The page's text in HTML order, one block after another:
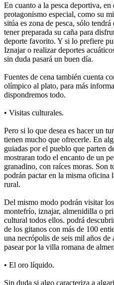
En cuanto a la pesca deportiva, en
protagonismo especial, como su
sitúa es zona de pesca, sólo
tener preparada su caña para
deporte favorito. Y si lo prefiere
Iznajar o realizar deportes
sin duda pasará un buen día.
Fuentes de cena también cuenta
olímpico al plato, para más
dispondremos todo.
• Visitas culturales.
Pero si lo que desea es hacer un
tienen mucho que ofrecerle. En
guiadas por el pueblo que parten
mostraran todo el encanto de un
granadino, con raíces moras. Son
podrán pactar en la misma oficina
rural.
Del mismo modo podrán visitar
montefrío, iznajar, almenidilla o
cultural todos ellos. podrá
de los gitanos con más de 100
una necrópolis de seis mil años
pasear por la villa romana de
• El oro líquido.
Sin duda si algo caracteriza a